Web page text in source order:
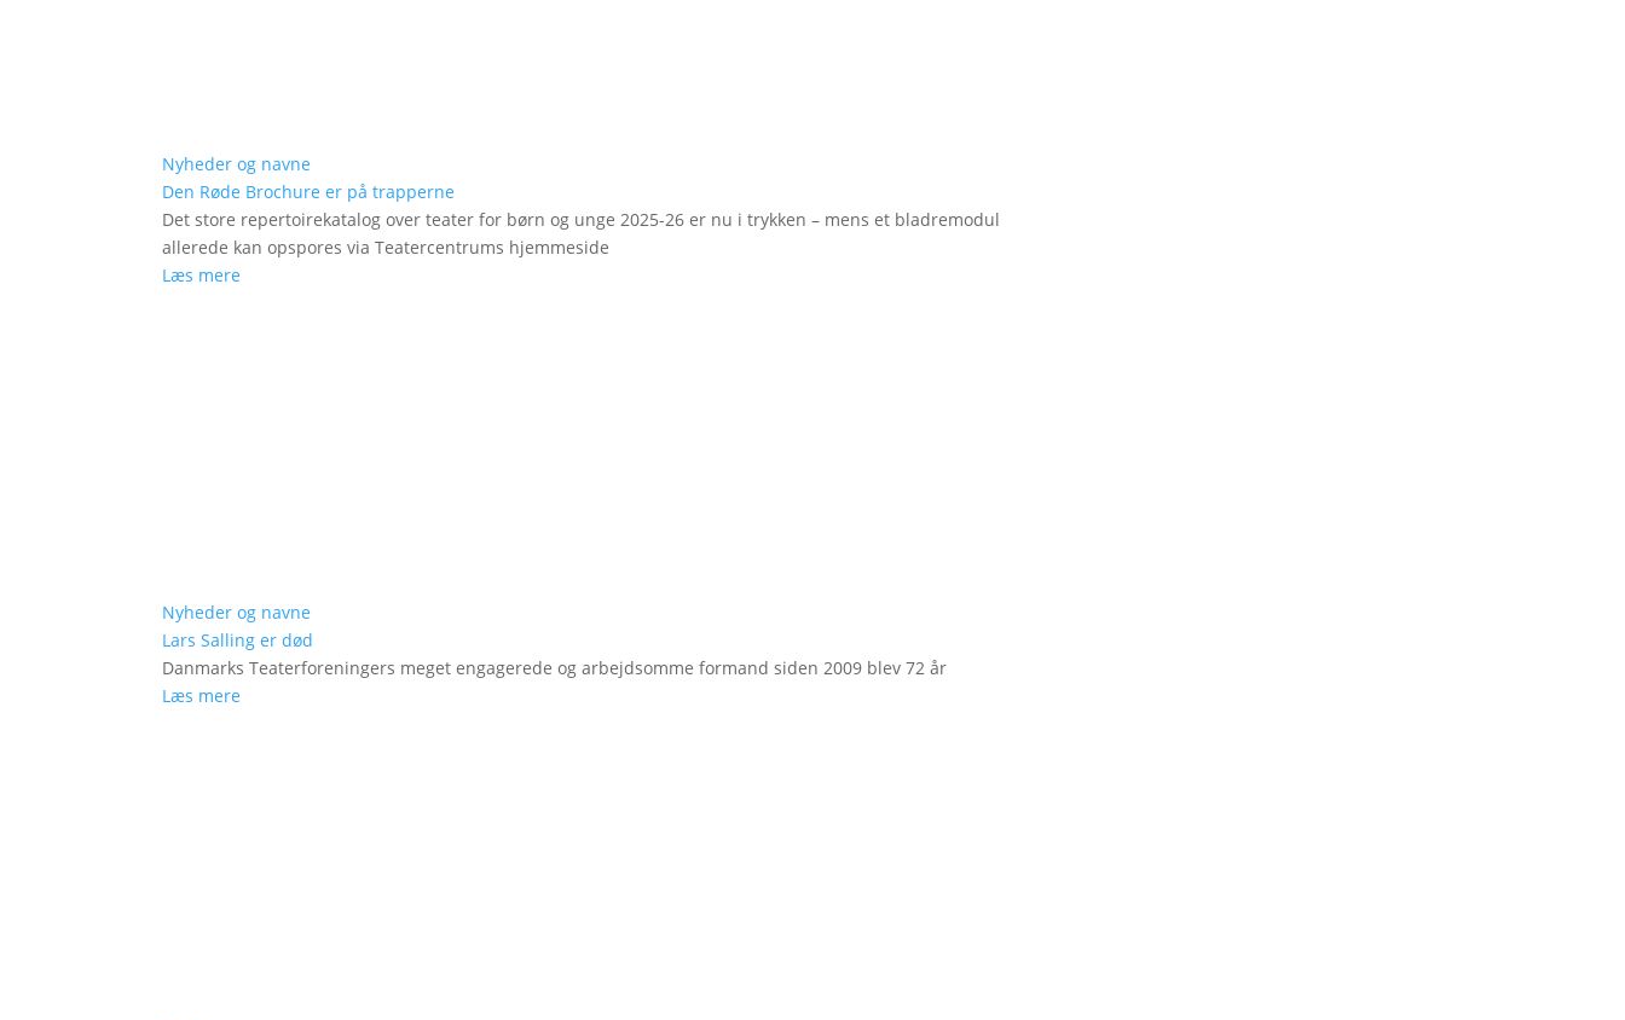
Nyheder og navne
Den Røde Brochure er på trapperne
Det store repertoirekatalog over teater for børn og unge 2025-26 er nu i trykken – mens et bladremodul
allerede kan opspores via Teatercentrums hjemmeside
Læs mere
Nyheder og navne
Lars Salling er død
Danmarks Teaterforeningers meget engagerede og arbejdsomme formand siden 2009 blev 72 år
Læs mere